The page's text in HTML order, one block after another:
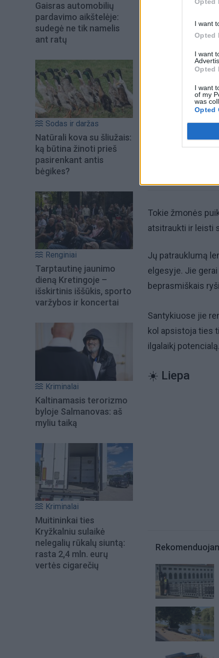
I want
Opted
I want
Opted
I want
of my
was
Opted
Gaisras automobilių
pardavimo aikštelėje:
sudegė ne tik namelis
ant ratų
Sodas ir daržas
Natūrali kova su šliužais:
ką būtina žinoti prieš
pasirenkant antis
bėgikes?
Renginiai
Tarptautinę jaunimo
dieną Kretingoje –
išskirtinis iššūkis, sporto
varžybos ir koncertai
Kriminalai
Kaltinamasis terorizmo
byloje Salmanovas: aš
myliu taiką
Kriminalai
Muitininkai ties
Kryžkalniu sulaikė
nelegalių rūkalų siuntą:
rasta 2,4 mln. eurų
vertės cigarečių
Šiuo metu
Tokie žmonės
atsitraukti ir leisti
Jų patrauklumą
elgesyje. Jie
beprasmiškais
Santykiuose jie
kol apsistoja ties
ilgalaikį
☀️ Liepa